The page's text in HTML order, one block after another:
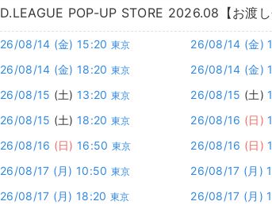
D.LEAGUE POP-UP STORE 2026.08【お渡し
26/08/14 (金) 15:20 東京 26/08/14 (金)
26/08/14 (金) 18:20 東京 26/08/14 (金)
26/08/15 (土) 13:20 東京 26/08/15 (土)
26/08/15 (土) 18:20 東京 26/08/16 (日)
26/08/16 (日) 16:50 東京 26/08/16 (日)
26/08/17 (月) 10:50 東京 26/08/17 (月)
26/08/17 (月) 18:20 東京 26/08/17 (月)